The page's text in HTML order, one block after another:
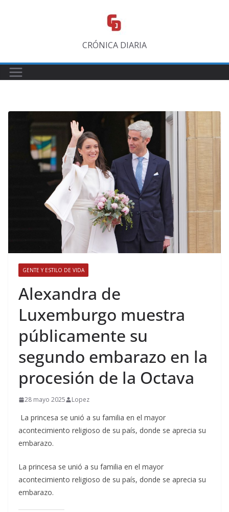
CRÓNICA DIARIA
GENTE Y ESTILO DE VIDA
​Alexandra de
Luxemburgo muestra
públicamente su
segundo embarazo en la
procesión de la Octava
28 mayo 2025 Lopez
La princesa se unió a su familia en el mayor
acontecimiento religioso de su país, donde se aprecia su
embarazo.
​La princesa se unió a su familia en el mayor
acontecimiento religioso de su país, donde se aprecia su
embarazo.